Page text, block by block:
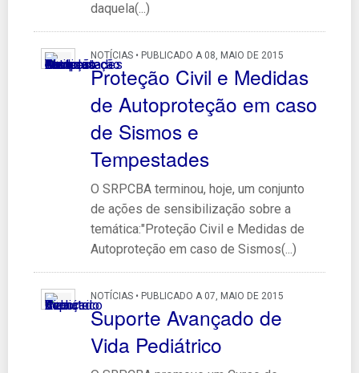
daquela(...)
NOTÍCIAS • PUBLICADO A 08, MAIO DE 2015
Proteção Civil e Medidas
de Autoproteção em caso
de Sismos e
Tempestades
O SRPCBA terminou, hoje, um conjunto
de ações de sensibilização sobre a
temática:"Proteção Civil e Medidas de
Autoproteção em caso de Sismos(...)
NOTÍCIAS • PUBLICADO A 07, MAIO DE 2015
Suporte Avançado de
Vida Pediátrico